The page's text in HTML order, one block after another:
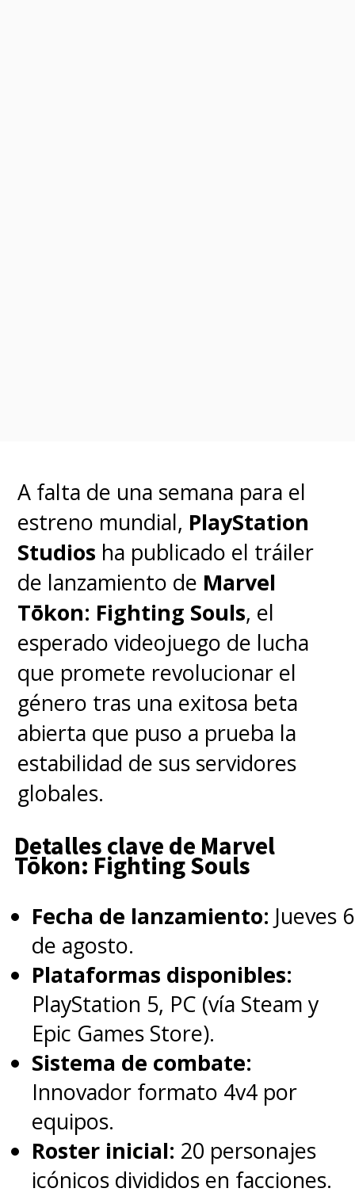
Fantastic FouryFantastic Four:
Rise of the Silver Surferde la
década del 2000, y la del reinicio
de 2015, ambas bajo el alero de
Fox.Ninguna hizo justicia a
los personajes y la más
reciente fue un verdadero
fracaso, creativo y de taquilla
La próxima encarnación de la
familia, por primera vez, se
continuidad oficial de MCU
producida porMarvel Studios
y su elenco ya es prometedor.
♦ Pedro Pascal esReed
Richards / Sr. Fantástico
El chileno, reconocido
globalmente porThe
Mandalorian
y la adaptación de
The Last of Us, tiene la misión
que dar vista alcientífico e
A falta de una semana para el
estreno mundial, PlayStation
Studios ha publicado el tráiler
de lanzamiento de Marvel
Tōkon: Fighting Souls, el
esperado videojuego de lucha
que promete revolucionar el
género tras una exitosa beta
abierta que puso a prueba la
estabilidad de sus servidores
globales.
Detalles clave de Marvel
Tōkon: Fighting Souls
Fecha de lanzamiento: Jueves 6
de agosto.
Plataformas disponibles:
PlayStation 5, PC (vía Steam y
Epic Games Store).
Sistema de combate:
Innovador formato 4v4 por
equipos.
Roster inicial: 20 personajes
icónicos divididos en facciones.